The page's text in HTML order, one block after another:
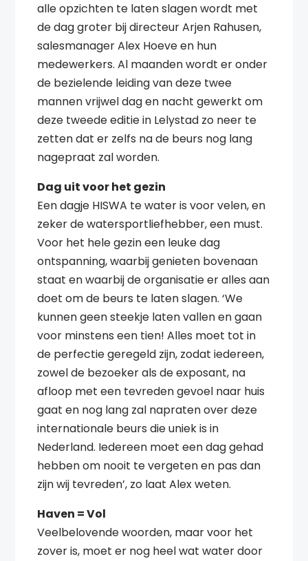
alle opzichten te laten slagen wordt met
de dag groter bij directeur Arjen Rahusen,
salesmanager Alex Hoeve en hun
medewerkers. Al maanden wordt er onder
de bezielende leiding van deze twee
mannen vrijwel dag en nacht gewerkt om
deze tweede editie in Lelystad zo neer te
zetten dat er zelfs na de beurs nog lang
nagepraat zal worden.
Dag uit voor het gezin
Een dagje HISWA te water is voor velen, en
zeker de watersportliefhebber, een must.
Voor het hele gezin een leuke dag
ontspanning, waarbij genieten bovenaan
staat en waarbij de organisatie er alles aan
doet om de beurs te laten slagen. ‘We
kunnen geen steekje laten vallen en gaan
voor minstens een tien! Alles moet tot in
de perfectie geregeld zijn, zodat iedereen,
zowel de bezoeker als de exposant, na
afloop met een tevreden gevoel naar huis
gaat en nog lang zal napraten over deze
internationale beurs die uniek is in
Nederland. Iedereen moet een dag gehad
hebben om nooit te vergeten en pas dan
zijn wij tevreden’, zo laat Alex weten.
Haven = Vol
Veelbelovende woorden, maar voor het
zover is, moet er nog heel wat water door